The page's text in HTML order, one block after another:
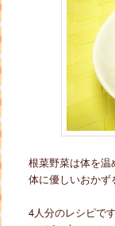
根菜野菜は体を温
体に優しいおかず
4人分のレシピで